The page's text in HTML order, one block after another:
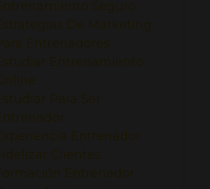
Seguro
De Marketing
Entrenadores
Entrenamiento
Para Ser
Entrenador
Clientes
Entrenador